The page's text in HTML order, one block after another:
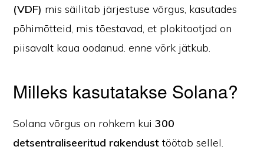
(VDF) mis säilitab järjestuse võrgus, kasutades
põhimõtteid, mis tõestavad, et plokitootjad on
piisavalt kaua oodanud. enne võrk jätkub.
Milleks kasutatakse Solana?
Solana võrgus on rohkem kui300
detsentraliseeritud rakendust töötab sellel.